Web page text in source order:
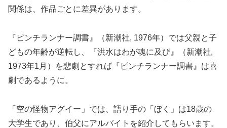
関係は、作品ごとに差異があります。
『ピンチランナー調書』（新潮社, 1976年）では父親と子
どもの年齢が逆転し、『洪水はわが魂に及び』（新潮社,
1973年1月）を悲劇とすれば『ピンチランナー調書』は喜
劇であるように。
「空の怪物アグイー」では、語り手の「ぼく」は18歳の
大学生であり、伯父にアルバイトを紹介してもらいます。